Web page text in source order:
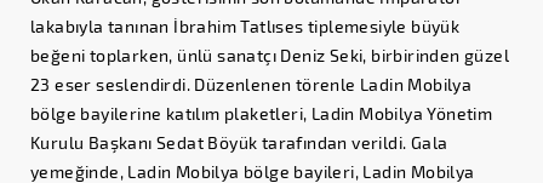
lakabıyla tanınan İbrahim Tatlıses tiplemesiyle büyük
beğeni toplarken, ünlü sanatçı Deniz Seki, birbirinden güzel
23 eser seslendirdi. Düzenlenen törenle Ladin Mobilya
bölge bayilerine katılım plaketleri, Ladin Mobilya Yönetim
Kurulu Başkanı Sedat Böyük tarafından verildi. Gala
yemeğinde, Ladin Mobilya bölge bayileri, Ladin Mobilya